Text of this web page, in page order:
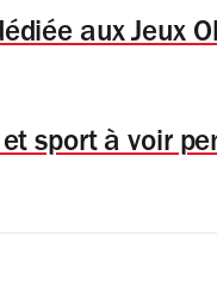
aux Jeux
sport à voir